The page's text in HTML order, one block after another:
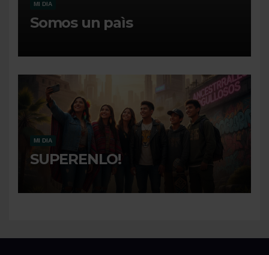
MI DIA
Somos un paìs
MI DIA
SUPERENLO!